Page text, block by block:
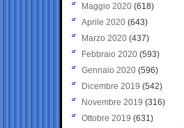
Maggio 2020 (618)
Aprile 2020 (643)
Marzo 2020 (437)
Febbraio 2020 (593)
Gennaio 2020 (596)
Dicembre 2019 (542)
Novembre 2019 (316)
Ottobre 2019 (631)